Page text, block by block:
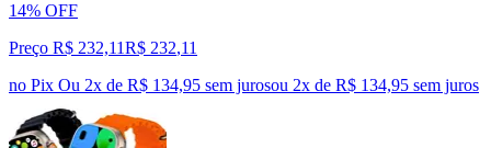
14% OFF
Preço R$ 232,11R$ 232,11
no Pix Ou 2x de R$ 134,95 sem jurosou 2x de R$ 134,95 sem juros